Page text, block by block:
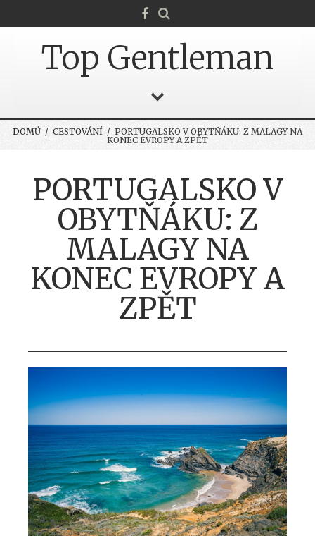
Top Gentleman
DOMŮ / CESTOVÁNÍ / PORTUGALSKO V OBYTŇÁKU: Z MALAGY NA
KONEC EVROPY A ZPĚT
PORTUGALSKO V
OBYTŇÁKU: Z
MALAGY NA
KONEC EVROPY A
ZPĚT